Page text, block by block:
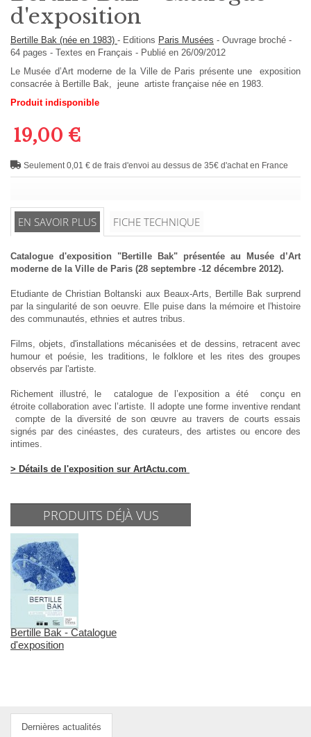
d'exposition
Bertille Bak (née en 1983) - Editions Paris Musées - Ouvrage broché -
64 pages - Textes en Français - Publié en 26/09/2012
Le Musée d’Art moderne de la Ville de Paris présente une exposition
consacrée à Bertille Bak, jeune artiste française née en 1983.
Produit indisponible
19,00 €
Seulement 0,01 € de frais d'envoi au dessus de 35€ d'achat en France
EN SAVOIR PLUS FICHE TECHNIQUE
Catalogue d'exposition "Bertille Bak" présentée au Musée d’Art
moderne de la Ville de Paris (28 septembre -12 décembre 2012).
Etudiante de Christian Boltanski aux Beaux-Arts, Bertille Bak surprend
par la singularité de son oeuvre. Elle puise dans la mémoire et l'histoire
des communautés, ethnies et autres tribus.
Films, objets, d'installations mécanisées et de dessins, retracent avec
humour et poésie, les traditions, le folklore et les rites des groupes
observés par l'artiste.
Richement illustré, le catalogue de l’exposition a été conçu en
étroite collaboration avec l’artiste. Il adopte une forme inventive rendant
compte de la diversité de son œuvre au travers de courts essais
signés par des cinéastes, des curateurs, des artistes ou encore des
intimes.
> Détails de l'exposition sur ArtActu.com
PRODUITS DÉJÀ VUS
Bertille Bak - Catalogue
d'exposition
Dernières actualités